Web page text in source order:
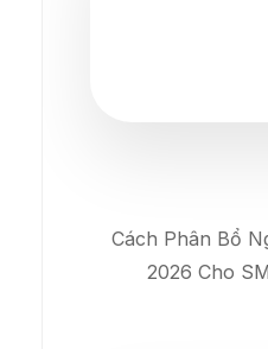
Cách Phân Bổ
2026 Cho